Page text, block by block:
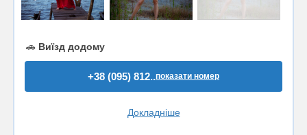
🚗 Виїзд додому
+38 (095) 812..показати номер
Докладніше